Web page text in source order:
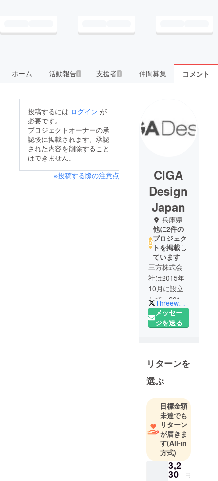
ホーム 活動報告1 支援者 1 仲間募集 コメント
投稿するには ログイン が
必要です。
プロジェクトオーナーの承
認後に掲載されます。承認
された内容を削除すること
はできません。
※投稿する際の注意点
CIGA
Design
Japan
兵庫県
他に2件の
プロジェク
トを掲載し
ています
三方株式会
社は2015年
10月に設立
して、2019
年に ブラ
ンド CIGA
た。
CIGA Design
は2013年創
立以来、今
まで8回のド
イツ・レッ
ドドット・
デザイン賞
を始め、そ
の他デザイ
ン賞を受賞
Threewa66643903
メッセー
ジを送る
リターンを
選ぶ
目標金額
未達でも
リターン
が届きま
す(All-in
方式)
3,2
30 円